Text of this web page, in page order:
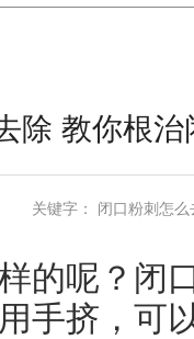
除 教你根
关键字： 闭口粉刺怎么
的呢？闭
手挤，可